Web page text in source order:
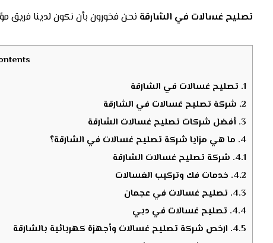
تصليح غسالات في الشارقة نحن فخورون بأن نكون لدينا فريق
1. تصليح غسالات في الشارقة
2. شركة تصليح غسالات في الشارقة
3. أفضل شركات تصليح غسالات الشارقة
4. ما هي مزايا شركة تصليح غسالات في الشارقة؟
4.1. شركة تصليح غسالات الشارقة
4.2. خدمات فك وتركيب الغسالات
4.3. تصليح غسالات في عجمان
4.4. تصليح غسالات في دبي
4.5. ارخص شركة تصليح غسالات وأجهزة كهربائية بالشارقة